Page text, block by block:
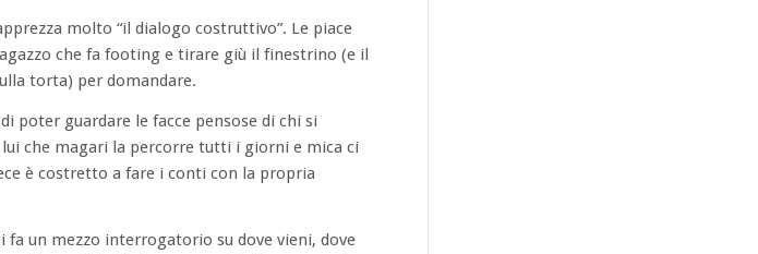
molto “il dialogo costruttivo”. Le piace
che fa footing e tirare giù il finestrino (e il
torta) per domandare.
poter guardare le facce pensose di chi si
che magari la percorre tutti i giorni e mica ci
è costretto a fare i conti con la propria
fa un mezzo interrogatorio su dove vieni, dove